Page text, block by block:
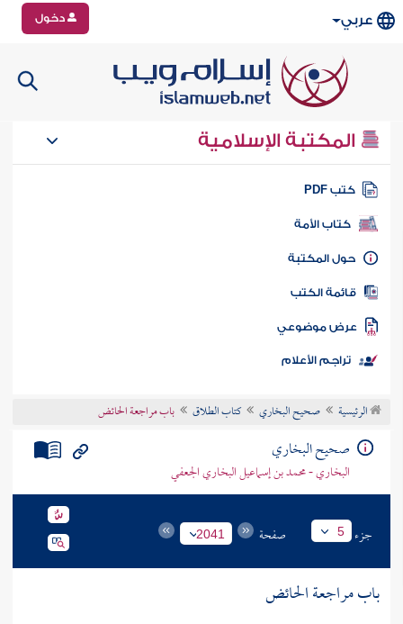
عربي دخول
المكتبة الإسلامية
كتب PDF
كتاب الأمة
المكتبة
الكتب
موضوعي
تراجم الأعلام
الرئيسية صحيح البخاري كتاب الطلاق باب مراجعة الحائض
صحيح البخاري
البخاري - محمد بن إسماعيل البخاري الجعفي
جزء 5 صفحة 2041
باب مراجعة الحائض